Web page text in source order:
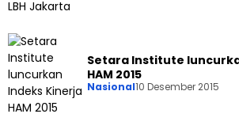
Setara Institute
HAM 2015
Nasional10 Desember 2015